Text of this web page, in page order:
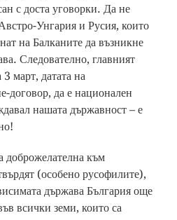
с доста уговорки. Да не
Унгария и Русия, които
на Балканите да възникне
Следователно, главният
март, датата на
договор, да е национален
нашата държавност – е
доброжелателна към
(особено русофилите),
държава България още
всички земи, които са